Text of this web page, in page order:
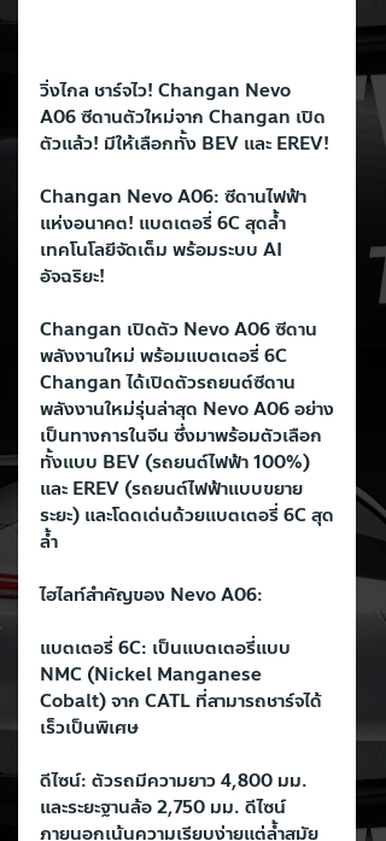
วิ่งไกล ชาร์จไว! Changan Nevo
A06 ซีดานตัวใหม่จาก Changan เปิด
ตัวแล้ว! มีให้เลือกทั้ง BEV และ EREV!
Changan Nevo A06: ซีดานไฟฟ้า
แห่งอนาคต! แบตเตอรี่ 6C สุดล้ำ
เทคโนโลยีจัดเต็ม พร้อมระบบ AI
อัจฉริยะ!
Changan เปิดตัว Nevo A06 ซีดาน
พลังงานใหม่ พร้อมแบตเตอรี่ 6C
Changan ได้เปิดตัวรถยนต์ซีดาน
พลังงานใหม่รุ่นล่าสุด Nevo A06 อย่าง
เป็นทางการในจีน ซึ่งมาพร้อมตัวเลือก
ทั้งแบบ BEV (รถยนต์ไฟฟ้า 100%)
และ EREV (รถยนต์ไฟฟ้าแบบขยาย
ระยะ) และโดดเด่นด้วยแบตเตอรี่ 6C สุด
ล้ำ
ไฮไลท์สำคัญของ Nevo A06:
แบตเตอรี่ 6C: เป็นแบตเตอรี่แบบ
NMC (Nickel Manganese
Cobalt) จาก CATL ที่สามารถชาร์จได้
เร็วเป็นพิเศษ
ดีไซน์: ตัวรถมีความยาว 4,800 มม.
และระยะฐานล้อ 2,750 มม. ดีไซน์
ภายนอกเน้นความเรียบง่ายแต่ล้ำสมัย